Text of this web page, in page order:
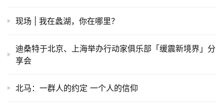
现场 | 我在蠡湖，你在哪里？
迪桑特于北京、上海举办行动家俱乐部「缓震新境界」分
享会
北马：一群人的约定 一个人的信仰